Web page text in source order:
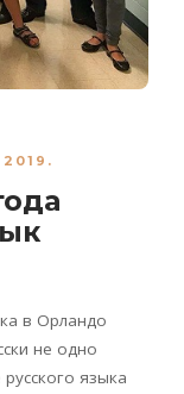
в Орландо
не одно
языка